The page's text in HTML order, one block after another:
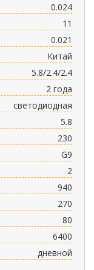
0.024
11
0.021
Китай
5.8/2.4/2.4
2 года
светодиодная
5.8
230
G9
2
940
270
80
6400
дневной